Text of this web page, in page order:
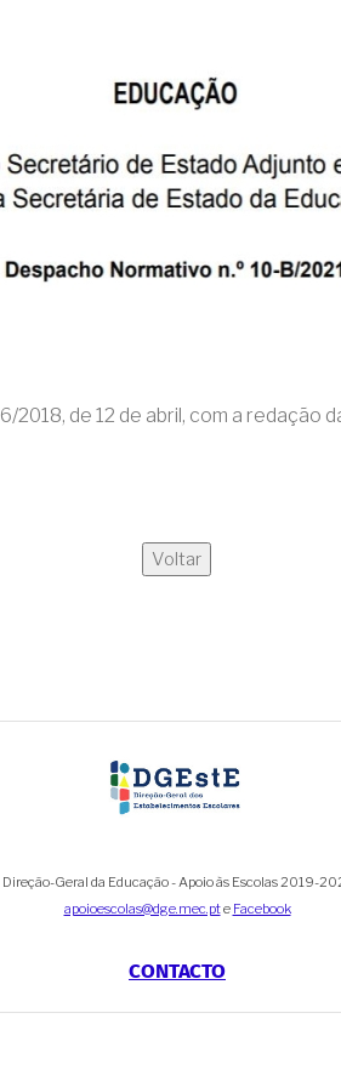
de 12 de abril, com a redação
Voltar
Direção-Geral da Educação - Apoio às Escolas 2019-
apoioescolas@dge.mec.pte Facebook
CONTACTO